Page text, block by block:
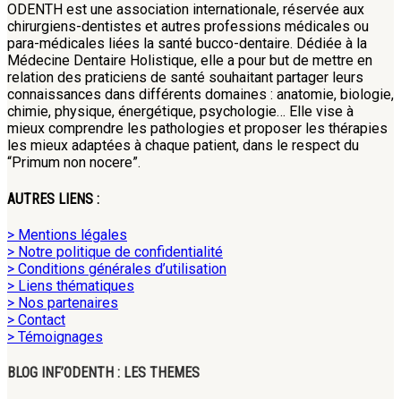
ODENTH est une association internationale, réservée aux
chirurgiens-dentistes et autres professions médicales ou
para-médicales liées la santé bucco-dentaire. Dédiée à la
Médecine Dentaire Holistique, elle a pour but de mettre en
relation des praticiens de santé souhaitant partager leurs
connaissances dans différents domaines : anatomie, biologie,
chimie, physique, énergétique, psychologie… Elle vise à
mieux comprendre les pathologies et proposer les thérapies
les mieux adaptées à chaque patient, dans le respect du
“Primum non nocere”.
AUTRES LIENS :
> Mentions légales
> Notre politique de confidentialité
> Conditions générales d’utilisation
> Liens thématiques
> Nos partenaires
> Contact
> Témoignages
BLOG INF’ODENTH : LES THEMES